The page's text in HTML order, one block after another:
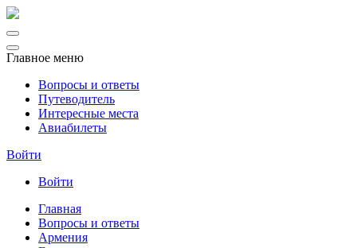
Главное меню
Вопросы и ответы
Путеводитель
Интересные места
Авиабилеты
Войти
Войти
Главная
Вопросы и ответы
Армения